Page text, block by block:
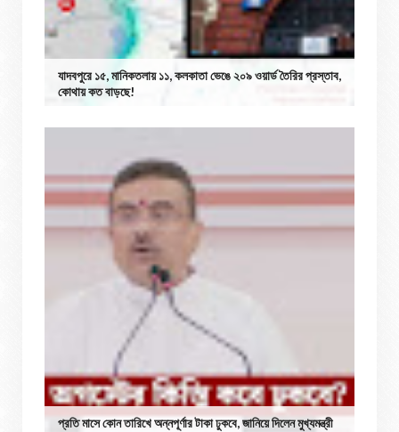
যাদবপুরে ১৫, মানিকতলায় ১১, কলকাতা ভেঙে ২০৯ ওয়ার্ড তৈরির প্রস্তাব,
কোথায় কত বাড়ছে!
প্রতি মাসে কোন তারিখে অন্নপূর্ণার টাকা ঢুকবে, জানিয়ে দিলেন মুখ্যমন্ত্রী